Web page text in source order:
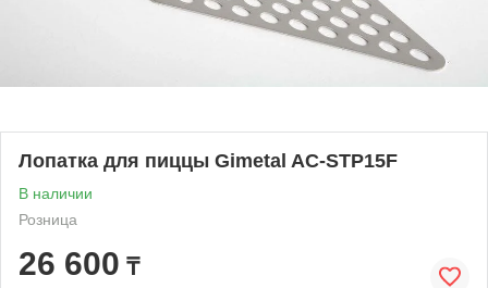
Лопатка для пиццы Gimetal AC-STP15F
В наличии
Розница
26 600 ₸